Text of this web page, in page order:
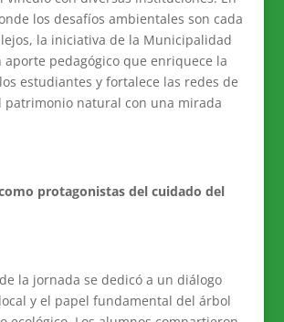
los desafíos ambientales son cada
la iniciativa de la Municipalidad
pedagógico que enriquece la
estudiantes y fortalece las redes de
patrimonio natural con una mirada
protagonistas del cuidado del
la jornada se dedicó a un diálogo
y el papel fundamental del árbol